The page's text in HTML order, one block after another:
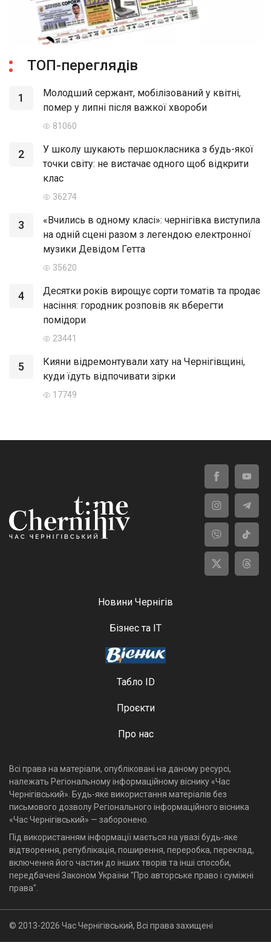
ТОП-переглядів
1
Молодший сержант, мобілізований у квітні,
помер у липні після важкої хвороби
81060
2
У школу шукають першокласника з будь-якої
точки світу: не вистачає одного щоб відкрити
клас
36274
3
«Вчились в одному класі»: чернігівка виступила
на одній сцені разом з легендою електронної
музики Девідом Гетта
35620
4
Десятки років вирощує сорти томатів та продає
насіння: городник розповів як вберегти
помідори
23441
5
Кияни відремонтували хату на Чернігівщині,
куди їдуть відпочивати зірки
17749
Новини Чернігів
Бізнес та ІТ
Табло ID
Проєкти
Про нас
Всі права на матеріали, опубліковані на даному ресурсі,
належать Регіональному інформаційному віснику «Час
Чернігівський». Будь-яке використання матеріалів без
письмового дозволу Регіонального інформаційного вісника
«Час Чернігівський» — заборонено.
Під використанням інформації мається на увазі будь-яке
відтворення, републікація, поширення, переробка, переклад,
включення його частин до інших творів та інші способи,
передбачені Законом України "Про авторське право і суміжні
права".
© 2013-2026 Час Чернігівський, Всі права захищені